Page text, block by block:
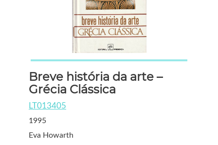
Breve história da arte –
Grécia Clássica
LT013405
1995
Eva Howarth